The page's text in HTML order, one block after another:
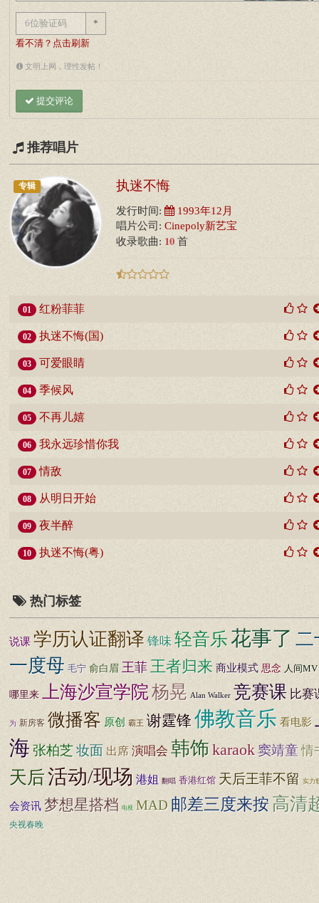
*
看不清？点击刷新
文明上网，理性发帖！
提交评论
推荐唱片
专辑 执迷不悔
发行时间: 1993年12月
唱片公司: Cinepoly新艺宝
收录歌曲: 10 首
01 红粉菲菲
02 执迷不悔(国)
03 可爱眼睛
04 季候风
05 不再儿嬉
06 我永远珍惜你我
07 情敌
08 从明日开始
09 夜半醉
10 执迷不悔(粤)
热门标签
说课 学历认证翻译 锋味 轻音乐花事了 二
一度母 毛宁 俞白眉 王菲 王者归来 商业模式 思念 人间MV
哪里来 上海沙宣学院杨晃 Alan Walker 竞赛课 比赛
为 新房客 微播客 原创 霸王 谢霆锋佛教音乐 看电影
海张柏芝妆面 出席 演唱会 韩饰karaok窦靖童 情
天后活动/现场 港姐 翻唱 香港红馆 天后王菲不留 实力
会资讯 梦想星搭档 电视 MAD 邮差三度来按高清
央视春晚